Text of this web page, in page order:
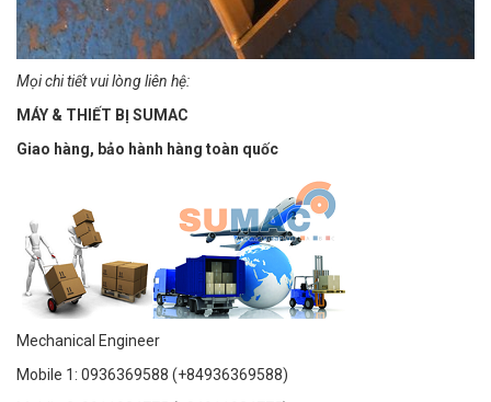
Mọi chi tiết vui lòng liên hệ:
MÁY & THIẾT BỊ SUMAC
Giao hàng, bảo hành hàng toàn quốc
Mechanical Engineer
Mobile 1: 0936369588 (+84936369588)